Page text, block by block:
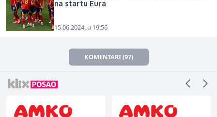
na startu Eura
15.06.2024. u 19:56
KOMENTARI (97)